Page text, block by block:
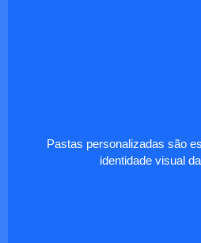
Pastas personalizadas são
identidade visual